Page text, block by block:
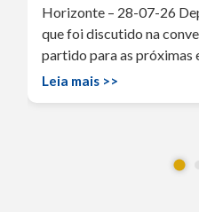
Horizonte – 28-07-26
que foi discutido na
partido para as próximas
Leia mais >>